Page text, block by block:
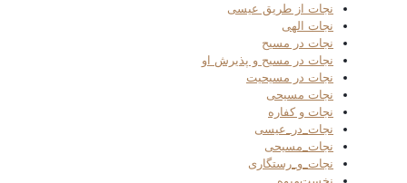
نجات از طریق عیسی
نجات الهی
نجات در مسیح
نجات در مسیح و پذیرش او
نجات در مسیحیت
نجات مسیحی
نجات و کفاره
نجات_در_عیسی
نجات_مسیحی
نجات_و_رستگاری